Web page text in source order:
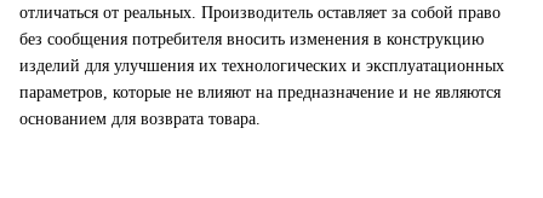
отличаться от реальных. Производитель оставляет за собой право
без сообщения потребителя вносить изменения в конструкцию
изделий для улучшения их технологических и эксплуатационных
параметров, которые не влияют на предназначение и не являются
основанием для возврата товара.